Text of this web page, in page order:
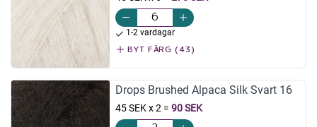
1-2 vardagar
BYT FÄRG (43)
Drops Brushed Alpaca Silk Svart 16
45 SEK x 2 = 90 SEK